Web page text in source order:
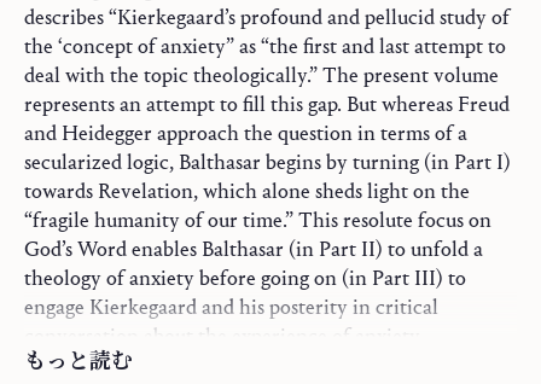
describes “Kierkegaard’s profound and pellucid study of
the ‘concept of anxiety” as “the first and last attempt to
deal with the topic theologically.” The present volume
represents an attempt to fill this gap. But whereas Freud
and Heidegger approach the question in terms of a
secularized logic, Balthasar begins by turning (in Part I)
towards Revelation, which alone sheds light on the
“fragile humanity of our time.” This resolute focus on
God’s Word enables Balthasar (in Part II) to unfold a
theology of anxiety before going on (in Part III) to
engage Kierkegaard and his posterity in critical
conversation about the experience of anxiety.
もっと読む
三部作
神学エッセイ集
単行書
御言葉と観想
イエス・キリスト、マリア＝教会